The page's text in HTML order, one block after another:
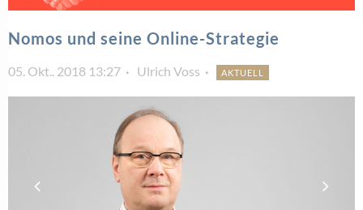
Nomos und seine Online-Strategie
05. Okt.. 2018 13:27 Ulrich Voss AKTUELL